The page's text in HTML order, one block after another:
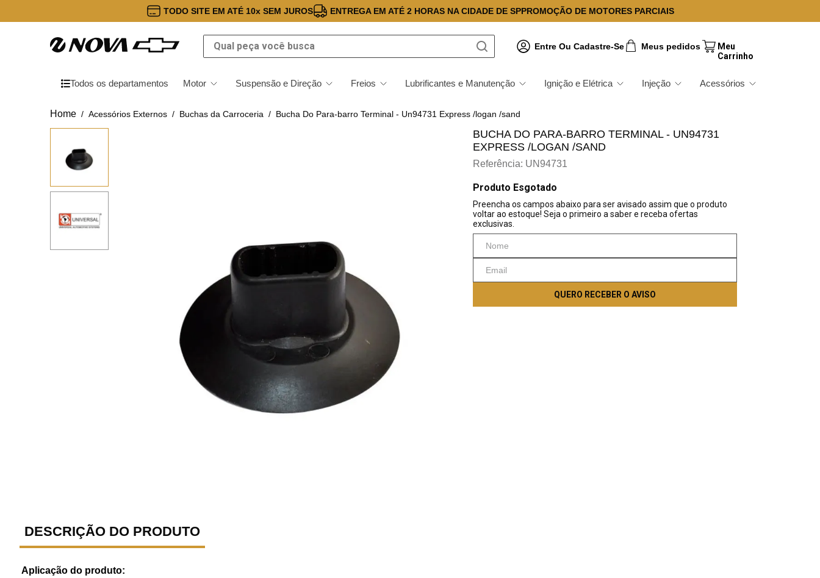
TODO SITE EM ATÉ 10x SEM JUROS ENTREGA EM ATÉ 2 HORAS NA CIDADE DE SPPROMOÇÃO DE MOTORES PARCIAIS
Qual peça você busca
Entre Ou Cadastre-Se Meus pedidos
Todos os departamentos Motor Suspensão e Direção Freios Lubrificantes e Manutenção Ignição e Elétrica Injeção Acessórios
Acessórios Externos Buchas da Carroceria Bucha Do Para-barro Terminal - Un94731 Express /logan /sand
BUCHA DO PARA-BARRO TERMINAL - UN94731
EXPRESS /LOGAN /SAND
Referência: UN94731
DESCRIÇÃO DO PRODUTO
Aplicação do produto: